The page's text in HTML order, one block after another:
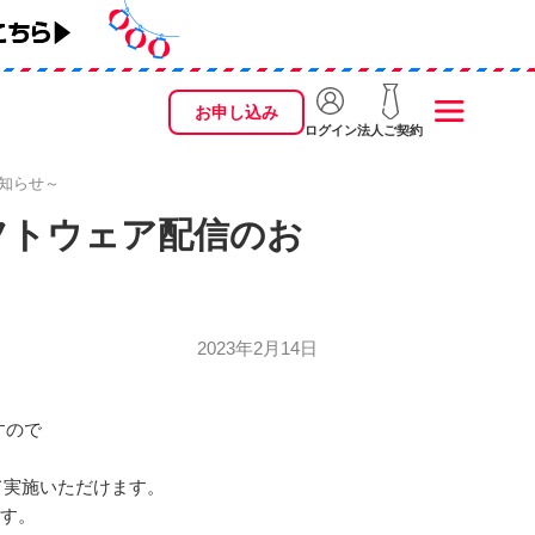
お申し込み
ログイン法人ご契約
らせ～
ウェア配信のお
2023年2月14日
ので
施いただけます。
。